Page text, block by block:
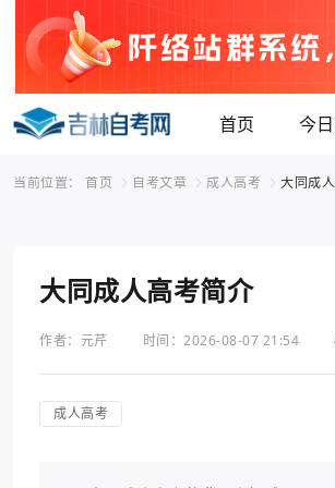
首页 今
当前位置： 首页 自考文章 成人高考 大同成
大同成人高考简介
作者：元芹 时间：2026-08-07 21:54
成人高考